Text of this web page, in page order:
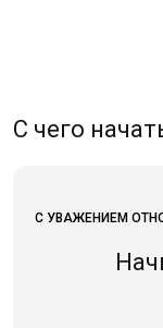
С чего
С УВАЖЕНИЕМ